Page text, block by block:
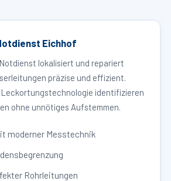
Eichhof
lokalisiert und repariert
präzise und effizient.
Leckortungstechnologie identifizieren
ohne unnötiges Aufstemmen.
moderner Messtechnik
Rohrleitungen